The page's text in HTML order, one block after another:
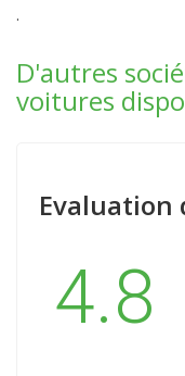
.
D'autres
voitures
Evaluation
4.8